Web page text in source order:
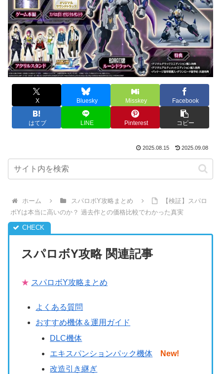
X Bluesky Misskey Facebook
はてブ LINE Pinterest コピー
2025.08.15 2025.09.08
ホーム スパロボY攻略まとめ
【検証】スパロ
ボYは本当に高いのか？ 過去作との価格比較でわかった真実
スパロボY攻略 関連記事
★ スパロボY攻略まとめ
よくある質問
おすすめ機体＆運用ガイド
DLC機体
エキスパンションパック機体
New!
改造引き継ぎ